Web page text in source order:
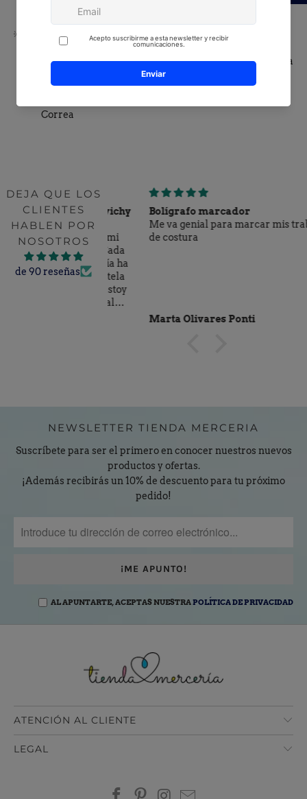
Venta por centímetros — cantidad mínima 25 cm
💡 Recomendaciones:
Para cojín 50x50 cm: relleno de fibra hueca siliconada
Correa
DEJA QUE LOS
CLIENTES
HABLEN POR
NOSOTROS
de 90 reseñas
y Tela vichy
contenta con mi
costuril. Cada
que María ha
su cariño y la tela
Bolígrafo marcador
Me va genial para marcar mis trabajos
de costura
Marta Olivares Ponti
NEWSLETTER TIENDA MERCERIA
Suscríbete para ser el primero en conocer nuestros nuevos
productos y ofertas.
¡Además recibirás un 10% de descuento para tu próximo
pedido!
AL APUNTARTE, ACEPTAS NUESTRAPOLÍTICA DE PRIVACIDAD
ATENCIÓN AL CLIENTE
LEGAL